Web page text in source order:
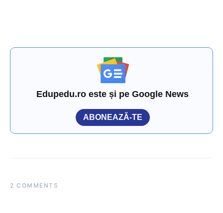
Edupedu.ro este și pe Google News
ABONEAZĂ-TE
2 COMMENTS